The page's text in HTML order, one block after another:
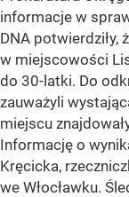
informacje w
DNA potwierdziły,
w miejscowości
do 30-latki. Do
zauważyli
miejscu
Informację o
Kręcicka,
we Włocławku.